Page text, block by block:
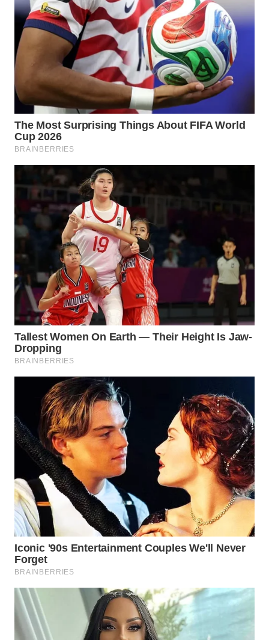
KUNINGAN
MAJALENGKA
WN
SUBANG
WN
SUKABUMI
WN
PURWAKARTA
PRIANGAN
WN
SEMARANG
WN
SOLO
WN
BOROBUDUR
WN
MADURA
WN
SURABAYA
WN
NATUNA
WN
BINTAN
WN
MANDALIKA
WN